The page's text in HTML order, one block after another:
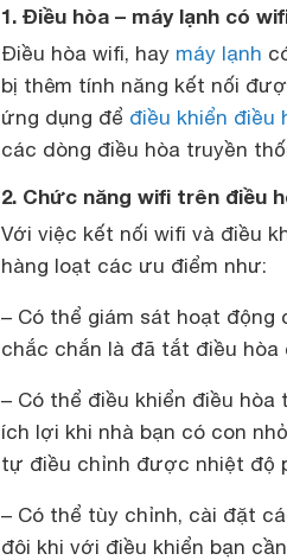
1. Điều hòa – máy lạnh có
Điều hòa wifi, hay máy lạnh
bị thêm tính năng kết nối
ứng dụng để điều khiển điều
các dòng điều hòa truyền
2. Chức năng wifi trên điều
Với việc kết nối wifi và điều
hàng loạt các ưu điểm như:
– Có thể giám sát hoạt động
chắc chắn là đã tắt điều hòa
– Có thể điều khiển điều
ích lợi khi nhà bạn có con
tự điều chỉnh được nhiệt độ
– Có thể tùy chỉnh, cài đặt
đôi khi với điều khiển bạn